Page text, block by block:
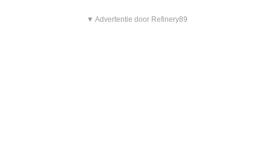
▼ Advertentie door Refinery89